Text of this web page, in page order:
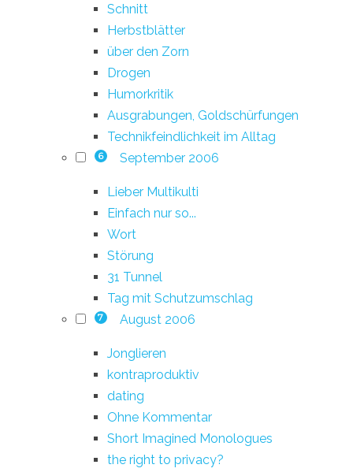
Schnitt
Herbstblätter
über den Zorn
Drogen
Humorkritik
Ausgrabungen, Goldschürfungen
Technikfeindlichkeit im Alltag
6 September 2006
Lieber Multikulti
Einfach nur so...
Wort
Störung
31 Tunnel
Tag mit Schutzumschlag
7 August 2006
Jonglieren
kontraproduktiv
dating
Ohne Kommentar
Short Imagined Monologues
the right to privacy?